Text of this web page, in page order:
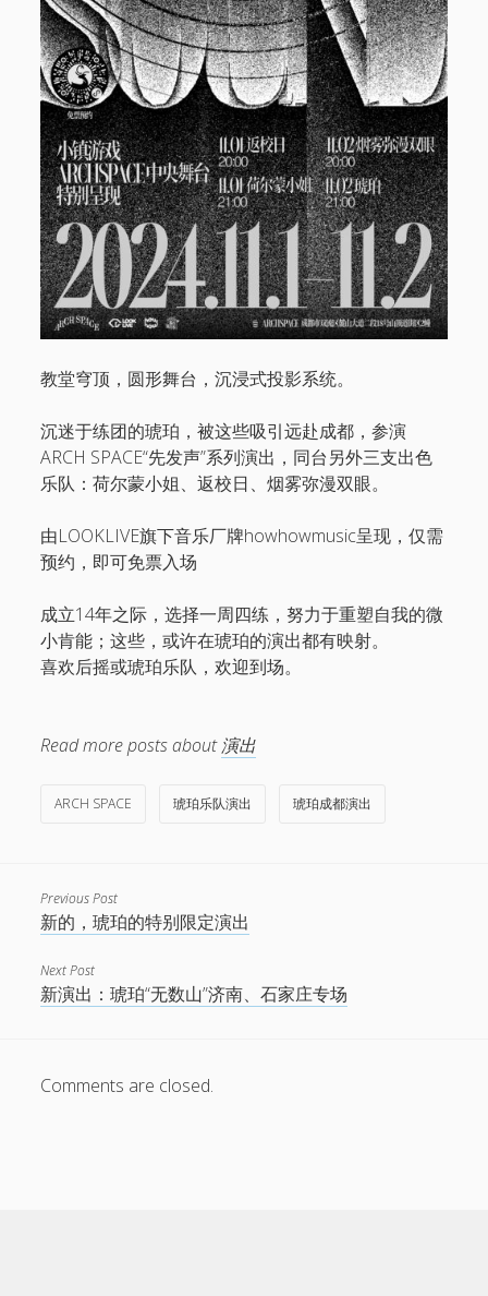
01 寒武
音
频
播
放
器
00:00 00:00
1.01 寒武
8:26
2.02 光年
8:06
3.「03 鹭屿(demo)」— AMBER
8:02
4.04 湖
8:38
5.鸟线
7:30
6.06 宿醉之星 7:42
教堂穹顶，圆形舞台，沉浸式投影系统。
沉迷于练团的琥珀，被这些吸引远赴成都，参演
ARCH SPACE“先发声”系列演出，同台另外三支出色
乐队：荷尔蒙小姐、返校日、烟雾弥漫双眼。
由LOOKLIVE旗下音乐厂牌howhowmusic呈现，仅需
预约，即可免票入场
成立14年之际，选择一周四练，努力于重塑自我的微
小肯能；这些，或许在琥珀的演出都有映射。
喜欢后摇或琥珀乐队，欢迎到场。
Read more posts about 演出
ARCH SPACE 琥珀乐队演出 琥珀成都演出
Previous Post
新的，琥珀的特别限定演出
Next Post
新演出：琥珀“无数山”济南、石家庄专场
Comments are closed.